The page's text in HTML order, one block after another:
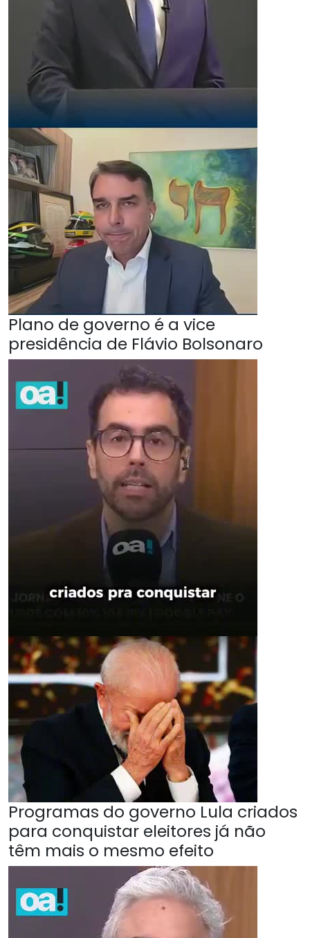
Plano de governo é a vice
presidência de Flávio Bolsonaro
Programas do governo Lula criados
para conquistar eleitores já não
têm mais o mesmo efeito